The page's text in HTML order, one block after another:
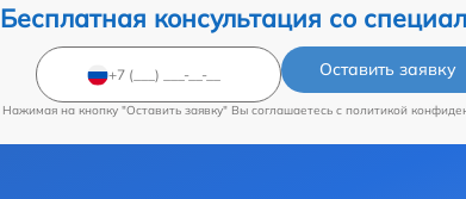
Бесплатная консультация со
Оставить заявку
Нажимая на кнопку "Оставить заявку" Вы соглашаетесь c политикой